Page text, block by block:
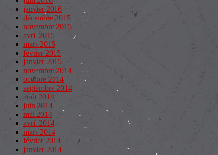
janvier 2016
décembre 2015
novembre 2015
avril 2015
mars 2015
février 2015
janvier 2015
novembre 2014
octobre 2014
septembre 2014
août 2014
juin 2014
mai 2014
avril 2014
mars 2014
février 2014
janvier 2014